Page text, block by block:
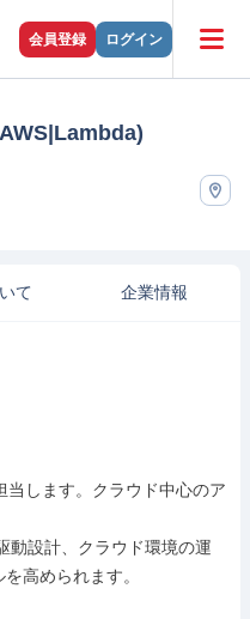
会員登録 ログイン
て 企業情報
当します。クラウド中心のア
動設計、クラウド環境の運
高められます。